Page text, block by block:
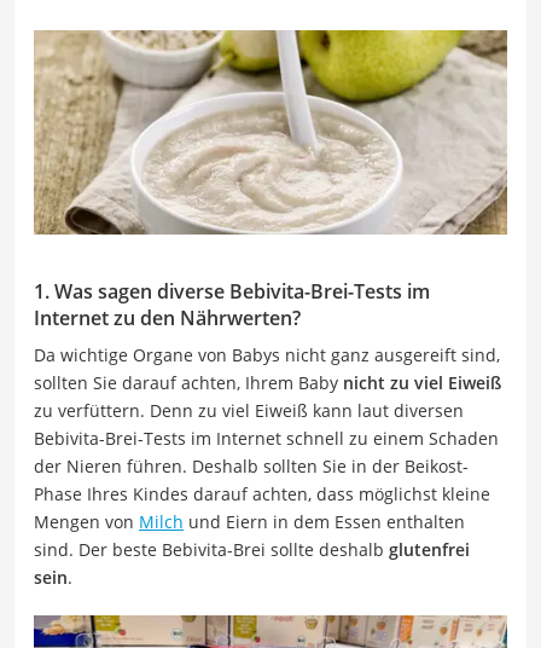
1. Was sagen diverse Bebivita-Brei-Tests im
Internet zu den Nährwerten?
Da wichtige Organe von Babys nicht ganz ausgereift sind,
sollten Sie darauf achten, Ihrem Baby nicht zu viel Eiweiß
zu verfüttern. Denn zu viel Eiweiß kann laut diversen
Bebivita-Brei-Tests im Internet schnell zu einem Schaden
der Nieren führen. Deshalb sollten Sie in der Beikost-
Phase Ihres Kindes darauf achten, dass möglichst kleine
Mengen von Milch und Eiern in dem Essen enthalten
sind. Der beste Bebivita-Brei sollte deshalb glutenfrei
sein.